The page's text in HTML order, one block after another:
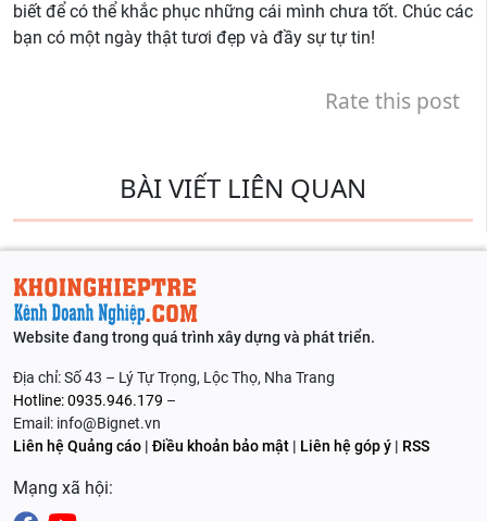
biết để có thể khắc phục những cái mình chưa tốt. Chúc các
bạn có một ngày thật tươi đẹp và đầy sự tự tin!
Rate this post
BÀI VIẾT LIÊN QUAN
Website đang trong quá trình xây dựng và phát triển.
Địa chỉ: Số 43 – Lý Tự Trọng, Lộc Thọ, Nha Trang
Hotline: 0935.946.179 –
Email: info@Bignet.vn
Liên hệ Quảng cáo | Điều khoản bảo mật | Liên hệ góp ý | RSS
Mạng xã hội: